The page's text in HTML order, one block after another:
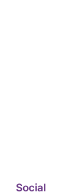
Social